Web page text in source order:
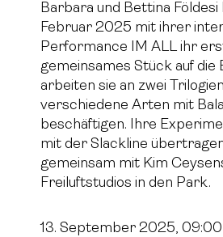
Barbara und Bettina
Februar 2025 mit ihrer
Performance IM ALL ihr
gemeinsames Stück auf die
arbeiten sie an zwei
verschiedene Arten mit
beschäftigen. Ihre
mit der Slackline
gemeinsam mit Kim
Freiluftstudios in den Park.
13. September 2025,